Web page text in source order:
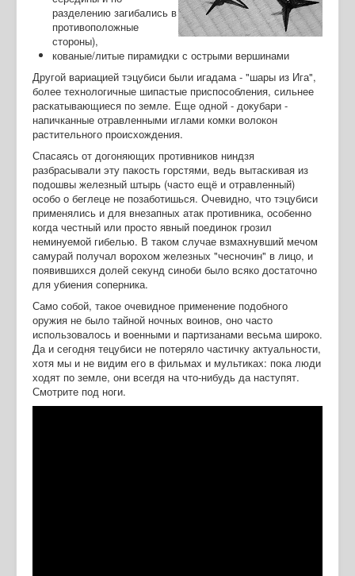
разделению загибались в
противоположные
стороны),
кованые/литые пирамидки с острыми вершинами
Другой вариацией тэцубиси были игадама - "шары из Ига",
более технологичные шипастые приспособления, сильнее
раскатывающиеся по земле. Еще одной - докубари -
напичканные отравленными иглами комки волокон
растительного происхождения.
Спасаясь от догоняющих противников ниндзя
разбрасывали эту пакость горстями, ведь вытаскивая из
подошвы железный штырь (часто ещё и отравленный)
особо о беглеце не позаботишься. Очевидно, что тэцубиси
применялись и для внезапных атак противника, особенно
когда честный или просто явный поединок грозил
неминуемой гибелью. В таком случае взмахнувший мечом
самурай получал ворохом железных "чесночин" в лицо, и
появившихся долей секунд синоби было всяко достаточно
для убиения соперника.
Само собой, такое очевидное применение подобного
оружия не было тайной ночных воинов, оно часто
использовалось и военными и партизанами весьма широко.
Да и сегодня тецубиси не потеряло частичку актуальности,
хотя мы и не видим его в фильмах и мультиках: пока люди
ходят по земле, они всегдя на что-нибудь да наступят.
Смотрите под ноги.